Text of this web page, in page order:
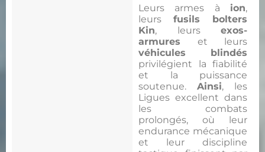
Leurs armes à ion,
leurs fusils bolters
Kin, leurs exos-
armures et leurs
véhicules blindés
privilégient la fiabilité
et la puissance
soutenue. Ainsi, les
Ligues excellent dans
les combats
prolongés, où leur
endurance mécanique
et leur discipline